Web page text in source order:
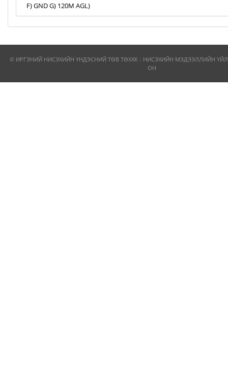
F) GND G) 120M AGL)
© ИРГЭНИЙ НИСЭХИЙН ҮНДЭСНИЙ ТӨВ ТӨХХК - НИСЭХИЙН МЭДЭЭЛЛИЙН
ОН